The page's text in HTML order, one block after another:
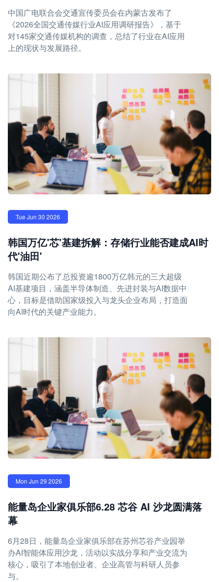
中国广电联合会交通宣传委员会在内蒙古发布了
《2026全国交通传媒行业AI应用调研报告》，基于
对145家交通传媒机构的调查，总结了行业在AI应用
上的现状与发展路径。
Tue Jun 30 2026
韩国万亿'芯'基建拆解：存储行业能否建成AI时
代'油田'
韩国近期公布了总投资逾1800万亿韩元的三大超级
AI基建项目，涵盖半导体制造、先进封装与AI数据中
心，目标是借助国家级投入与龙头企业布局，打造面
向AI时代的关键产业能力。
Mon Jun 29 2026
能量岛企业家俱乐部6.28 芯谷 AI 沙龙圆满落
幕
6月28日，能量岛企业家俱乐部在苏州芯谷产业园举
办AI智能体应用沙龙，活动以实战分享和产业交流为
核心，吸引了本地创业者、企业高管与科研人员参
与。